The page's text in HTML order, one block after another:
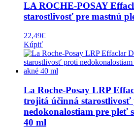
LA ROCHE-POSAY
starostlivosť pre mastnú
22,49€
Kúpiť
La Roche-Posay LRP
trojitá účinná starostlivosť
nedokonalostiam pre pleť
40 ml